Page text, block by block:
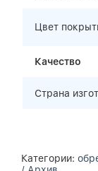
Цвет
Качество
Страна
Категории: